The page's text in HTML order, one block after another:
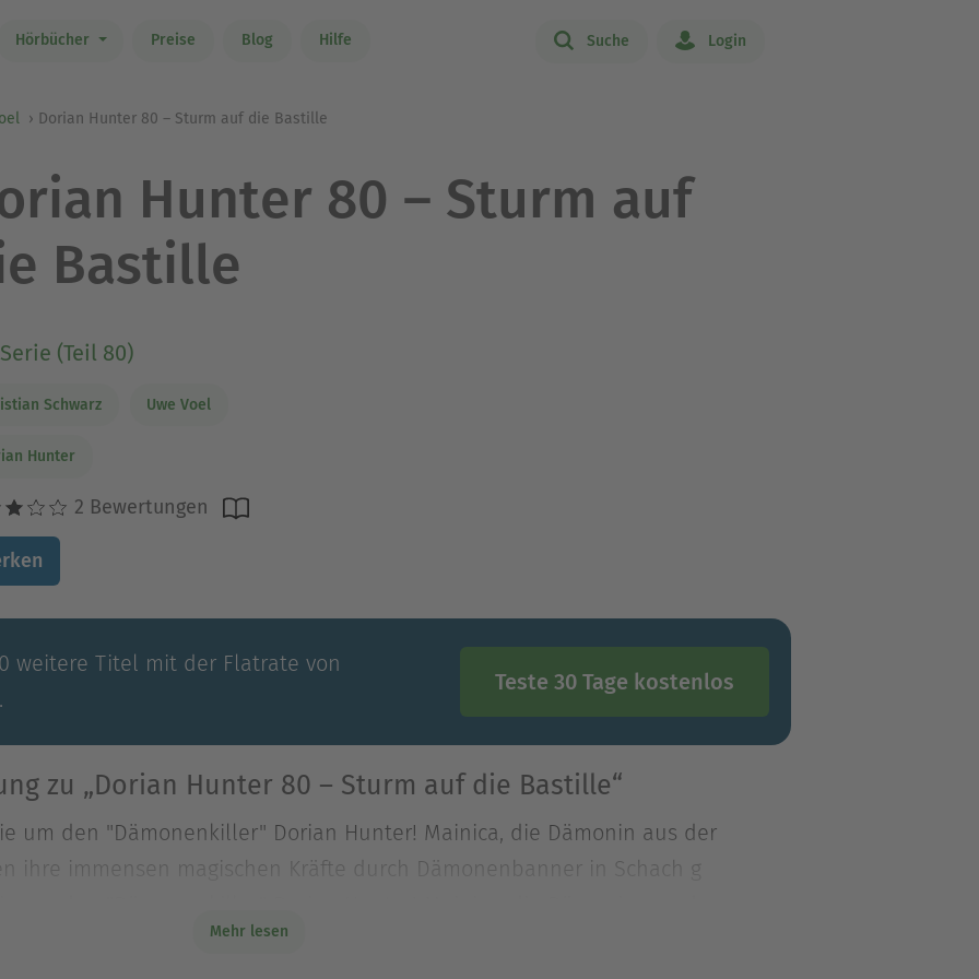
Hörbücher Preise Blog Hilfe Suche Login
Dorian Hunter 80 – Sturm auf die Bastille
Hunter 80 – Sturm auf
Bastille
Serie (Teil 80)
Schwarz Uwe Voel
Hunter
2 Bewertungen
weitere Titel mit der Flatrate von
Teste 30 Tage kostenlos
zu „Dorian Hunter 80 – Sturm auf die Bastille“
um den "Dämonenkiller" Dorian Hunter! Mainica, die Dämonin aus der
ihre immensen magischen Kräfte durch Dämonenbanner in Schach g
ihre immensen magischen Kräfte durch Dämonenbanner in Schach
Mehr lesen